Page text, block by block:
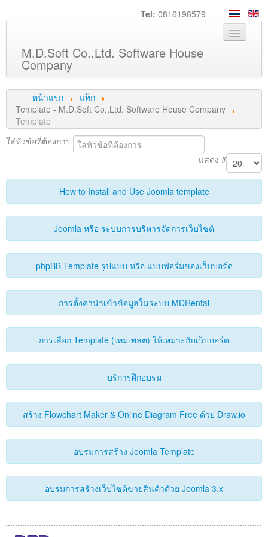
Tel: 0816198579
M.D.Soft Co.,Ltd. Software House
Company
หน้าหลัก
เกี่ยวกับเรา
บริการ
ร่วมงานกับเรา
ช่วยเหลือ
ติดต่อเรา
หน้าแรก
แท็ก
Template - M.D.Soft Co.,Ltd. Software House Company
Template
ใส่หัวข้อที่ต้องการ
แสดง #
How to Install and Use Joomla template
Joomla หรือ ระบบการบริหารจัดการเว็บไซต์
phpBB Template รูปแบบ หรือ แบบฟอร์มของเว็บบอร์ด
การตั้งค่านำเข้าข้อมูลในระบบ MDRental
การเลือก Template (เทมเพลต) ให้เหมาะกับเว็บบอร์ด
บริการฝึกอบรม
สร้าง Flowchart Maker & Online Diagram Free ด้วย Draw.io
อบรมการสร้าง Joomla Template
อบรมการสร้างเว็บไซต์ขายสินค้าด้วย Joomla 3.x